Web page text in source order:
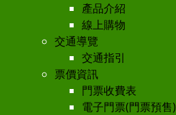
產品介紹
線上購物
交通導覽
交通指引
票價資訊
門票收費表
電子門票(門票預售)